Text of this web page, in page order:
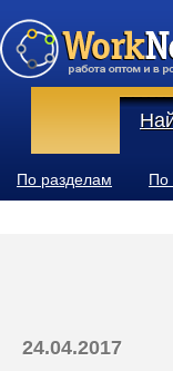
По разделам По
24.04.2017